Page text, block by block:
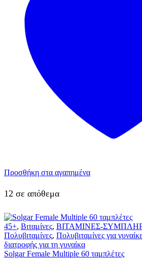
Προσθήκη στα αγαπημένα
12 σε απόθεμα
45+, Βιταμίνες, ΒΙΤΑΜΙΝΕΣ-
Πολυβιταμίνες, Πολυβιταμίνες για
διατροφής για τη γυναίκα
Solgar Female Multiple 60 ταμπλέτες